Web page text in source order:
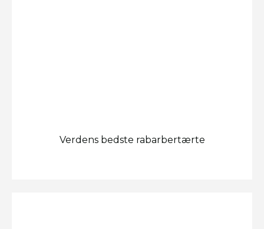
Verdens bedste rabarbertærte